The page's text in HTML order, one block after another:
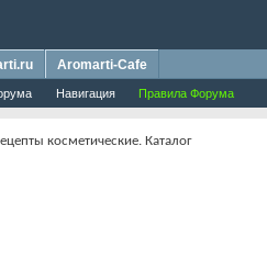
Навигация Правила Форума
Aromarti-Cafe
косметические. Каталог